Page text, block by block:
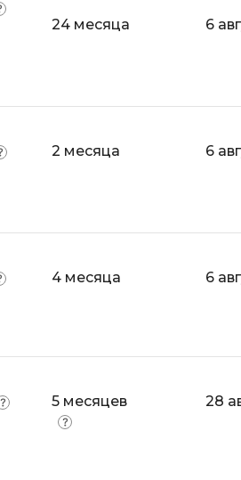
24 месяца 6
2 месяца 6
4 месяца 6
5 месяцев 28
React Native
Rust
SRE
Selenium